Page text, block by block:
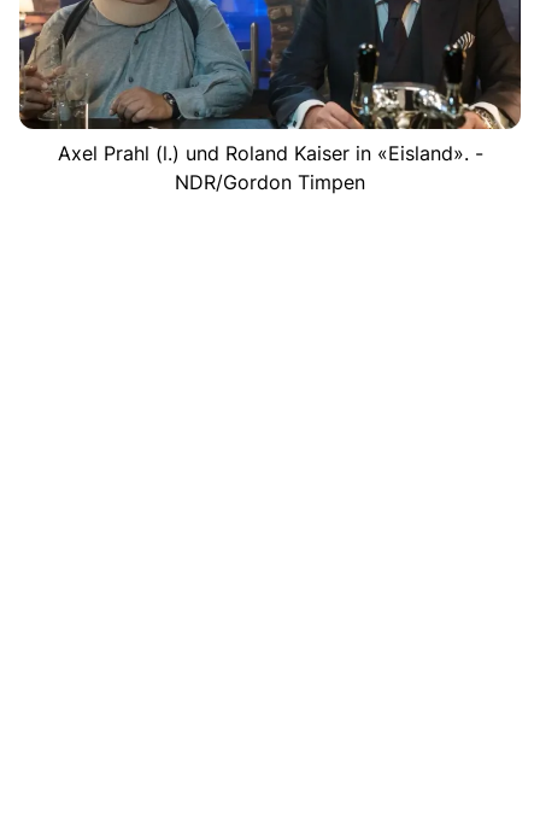
Axel Prahl (l.) und Roland Kaiser in «Eisland». -
NDR/Gordon Timpen